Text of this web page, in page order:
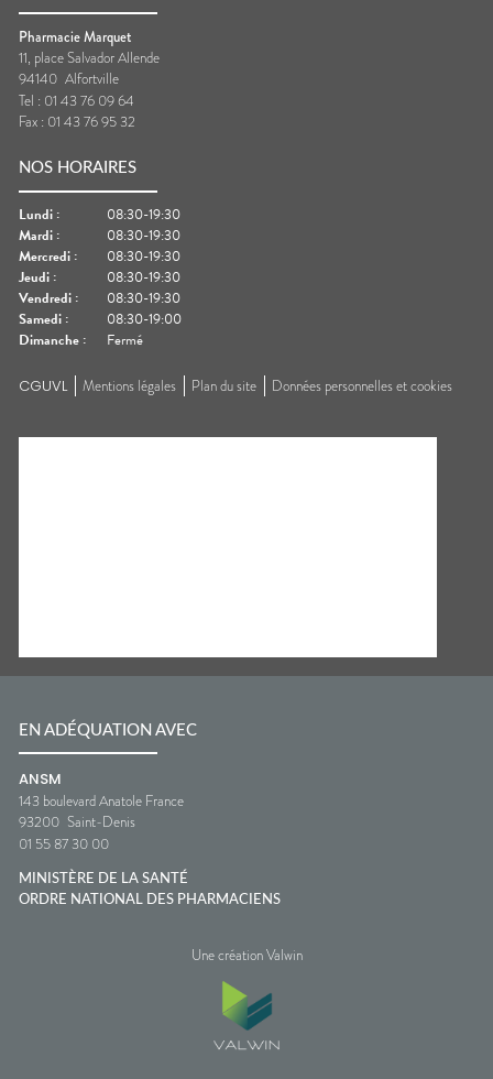
Pharmacie Marquet
11, place Salvador Allende
94140 Alfortville
Tel : 01 43 76 09 64
Fax : 01 43 76 95 32
NOS HORAIRES
Lundi :
08:30-19:30
Mardi :
08:30-19:30
Mercredi :
08:30-19:30
Jeudi :
08:30-19:30
Vendredi :
08:30-19:30
Samedi :
08:30-19:00
Dimanche : Fermé
CGUVL Mentions légales Plan du site Données personnelles et cookies
EN ADÉQUATION AVEC
ANSM
143 boulevard Anatole France
93200 Saint-Denis
01 55 87 30 00
MINISTÈRE DE LA SANTÉ
ORDRE NATIONAL DES PHARMACIENS
Une création Valwin